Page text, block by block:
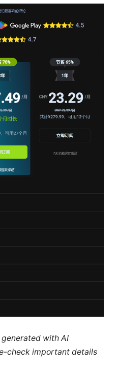
with AI
check important details